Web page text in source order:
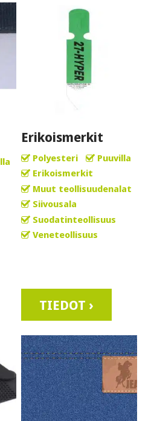
Erikoismerkit
Polyesteri
Puuvilla
Erikoismerkit
Muut teollisuudenalat
Siivousala
Suodatinteollisuus
Veneteollisuus
TIEDOT ›